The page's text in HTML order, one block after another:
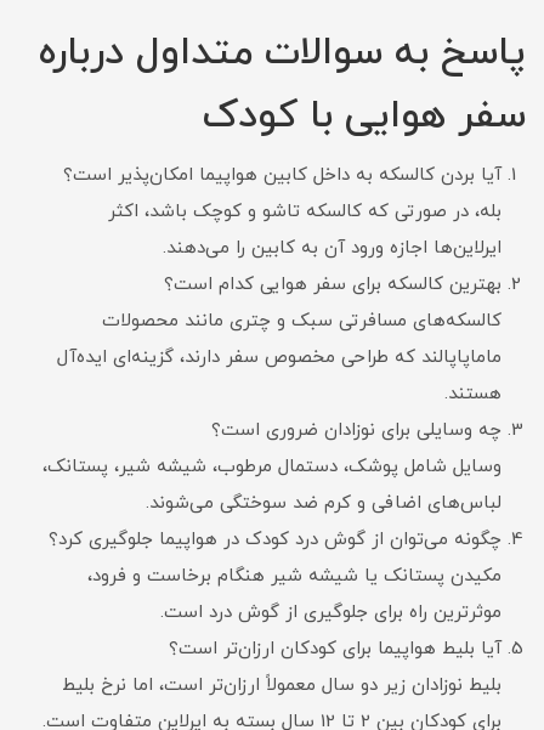
پاسخ به سوالات متداول درباره
سفر هوایی با کودک
آیا بردن کالسکه به داخل کابین هواپیما امکان‌پذیر است؟
بله، در صورتی که کالسکه تاشو و کوچک باشد، اکثر
ایرلاین‌ها اجازه ورود آن به کابین را می‌دهند.
بهترین کالسکه برای سفر هوایی کدام است؟
کالسکه‌های مسافرتی سبک و چتری مانند محصولات
ماماپاپالند که طراحی مخصوص سفر دارند، گزینه‌ای ایده‌آل
هستند.
چه وسایلی برای نوزادان ضروری است؟
وسایل شامل پوشک، دستمال مرطوب، شیشه شیر، پستانک،
لباس‌های اضافی و کرم ضد سوختگی می‌شوند.
چگونه می‌توان از گوش درد کودک در هواپیما جلوگیری کرد؟
مکیدن پستانک یا شیشه شیر هنگام برخاست و فرود،
موثرترین راه برای جلوگیری از گوش درد است.
آیا بلیط هواپیما برای کودکان ارزان‌تر است؟
بلیط نوزادان زیر دو سال معمولاً ارزان‌تر است، اما نرخ بلیط
برای کودکان بین 2 تا 12 سال بسته به ایرلاین متفاوت است.